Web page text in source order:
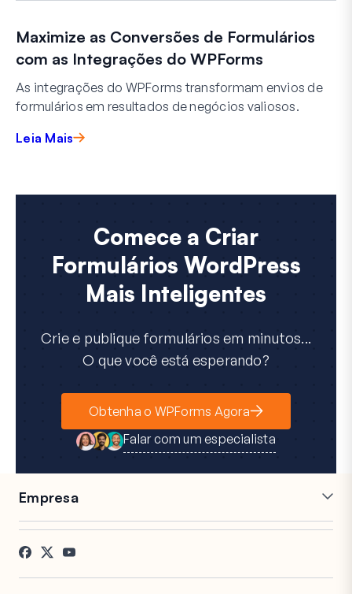
Maximize as Conversões de Formulários
com as Integrações do WPForms
As integrações do WPForms transformam envios de
formulários em resultados de negócios valiosos.
Leia Mais
Comece a Criar
Formulários WordPress
Mais Inteligentes
Crie e publique formulários em minutos...
O que você está esperando?
Obtenha o WPForms Agora
Falar com um especialista
Empresa
Carreiras
Depoimentos
Afiliados